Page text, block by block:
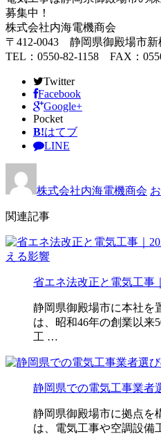
募集中！
株式会社内海電機商会
〒412-0043 静岡県御殿場市新
TEL：0550-82-1158 FAX：
Twitter
Facebook
Google+
Pocket
B!はてブ
LINE
株式会社内海電機商会
関連記事
省エネ法改正と電気工事
静岡県御殿場市に本社を
は、昭和46年の創業以来
工 …
静岡県での電気工事業
静岡県御殿場市に拠点を
は、電気工事や空調設備